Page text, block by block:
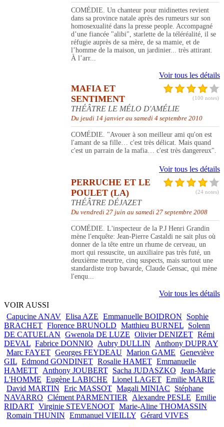
COMÉDIE. Un chanteur pour midinettes revient
dans sa province natale après des rumeurs sur son
homosexualité dans la presse people. Accompagné
d’une fiancée "alibi", starlette de la téléréalité, il se
réfugie auprès de sa mère, de sa mamie, et de
l’homme de la maison, un jardinier... très attirant.
À l’arr...
Voir tous les détails
(100 notes)
MAFIA ET
SENTIMENT
THÉÂTRE LE MÉLO D'AMÉLIE
Du jeudi 14 janvier au samedi 4 septembre 2010
COMÉDIE. "Avouer à son meilleur ami qu'on est
l'amant de sa fille… c'est très délicat. Mais quand
c'est un parrain de la mafia… c'est très dangereux".
Voir tous les détails
(24 notes)
PERRUCHE ET LE
POULET (LA)
THÉÂTRE DÉJAZET
Du vendredi 27 juin au samedi 27 septembre 2008
COMÉDIE. L'inspecteur de la P.J Henri Grandin
mène l'enquête: Jean-Pierre Castaldi ne sait plus où
donner de la tête entre un rhume de cerveau, un
mort qui ressuscite, un auxiliaire pas très futé, un
deuxième meurtre, cinq suspects, mais surtout une
standardiste trop bavarde, Claude Gensac, qui mène
l'enqu...
Voir tous les détails
VOIR AUSSI
Capucine ANAV Elisa AZE Emmanuelle BOIDRON
Sophie
BRACHET Florence BRUNOLD Matthieu BURNEL Solenn
DE CATUELAN Gwenola DE LUZE Olivier DENIZET Rémi
DEVAL Fabrice DONNIO Aubry DULLIN
Anthony DUPRAY
Marc FAYET Georges FEYDEAU Marion GAME Geneviève
GIL Edmond GONDINET Rosalie HAMET Emmanuelle
HAMETT Anthony JOUBERT Sacha JUDASZKO Jean-Marie
L'HOMME Eugène LABICHE Lionel LAGET Emilie MARIE
David MARTIN Eric MASSOT Magali MINIAC
Stéphane
NAVARRO Clément PARMENTIER Alexandre PESLE Emilie
RIDART Virginie STEVENOOT Marie-Aline THOMASSIN
Romain THUNIN Emmanuel VIEILLY Gérard VIVES